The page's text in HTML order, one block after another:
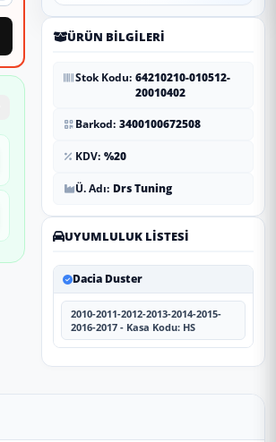
ÜRÜN BILGILERI
Stok Kodu: 64210210-010512-
20010402
Barkod: 3400100672508
KDV: %20
Ü. Adı: Drs Tuning
UYUMLULUK LISTESI
Dacia Duster
2010-2011-2012-2013-2014-2015-
2016-2017 - Kasa Kodu: HS